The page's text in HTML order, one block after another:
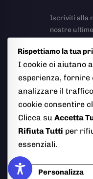
Iscriviti alla
nostre
Richiesta
© 2026
Rispettiamo la tua
I cookie ci aiutano
esperienza, fornire
analizzare il
cookie consentire
Clicca su Accetta
Rifiuta Tutti per
essenziali.
Personalizza